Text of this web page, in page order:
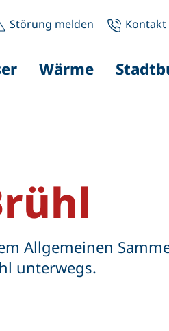
Störung melden Kontakt
Wärme
Allgemeinen
unterwegs.